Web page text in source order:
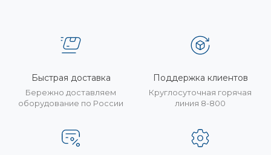
Быстрая доставка
Бережно доставляем
оборудование по России
Поддержка клиентов
Круглосуточная горячая
линия 8-800